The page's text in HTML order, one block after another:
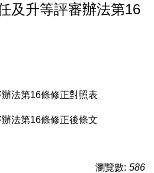
及升等評審辦法第16
法第16條修正對照表
法第16條修正後條文
瀏覽數: 586